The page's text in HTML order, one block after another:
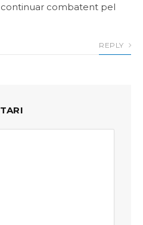
combatent pel
REPLY